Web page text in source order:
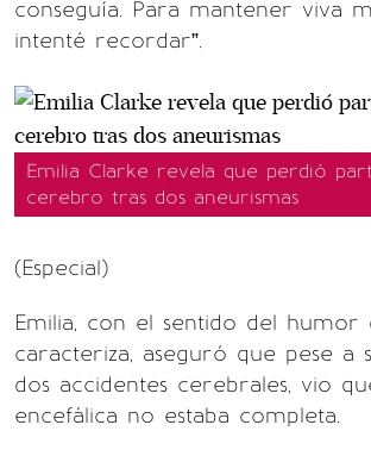
conseguía. Para mantener viva
intenté recordar”.
Emilia Clarke revela que perdió
cerebro tras dos aneurismas
(Especial)
Emilia, con el sentido del humor
caracteriza, aseguró que pese a
dos accidentes cerebrales, vio
encefálica no estaba completa.